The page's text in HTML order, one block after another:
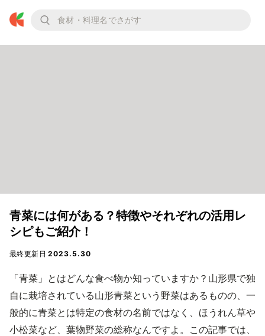
青菜には何がある？特徴やそれぞれの活用レ
シピもご紹介！
最終更新日2023.5.30
「青菜」とはどんな食べ物か知っていますか？山形県で独
自に栽培されている山形青菜という野菜はあるものの、一
般的に青菜とは特定の食材の名前ではなく、ほうれん草や
小松菜など、葉物野菜の総称なんですよ。この記事では、